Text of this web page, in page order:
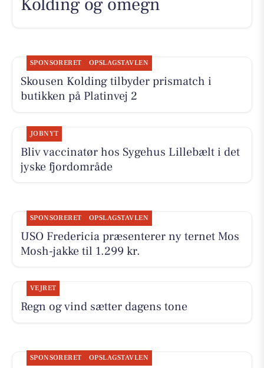
SPONSORERET OPSLAGSTAVLEN
Skousen Kolding tilbyder prismatch i
butikken på Platinvej 2
JOBNYT
Bliv vaccinatør hos Sygehus Lillebælt i det
jyske fjordområde
SPONSORERET OPSLAGSTAVLEN
USO Fredericia præsenterer ny ternet Mos
Mosh-jakke til 1.299 kr.
VEJRET
Regn og vind sætter dagens tone
SPONSORERET OPSLAGSTAVLEN